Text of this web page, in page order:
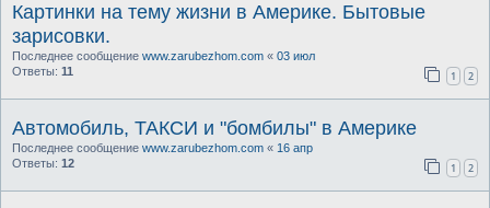
Картинки на тему жизни в Америке. Бытовые
зарисовки.
Последнее сообщение www.zarubezhom.com « 03 июл
Ответы: 11 1 2
Автомобиль, ТАКСИ и "бомбилы" в Америке
Последнее сообщение www.zarubezhom.com « 16 апр
Ответы: 12 1 2